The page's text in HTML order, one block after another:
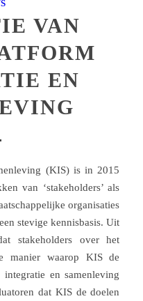
VAN
EN
(KIS) is in 2015
van ‘stakeholders’ als
organisaties
stevige kennisbasis. Uit
stakeholders over het
manier waarop KIS de
en samenleving
dat KIS de doelen